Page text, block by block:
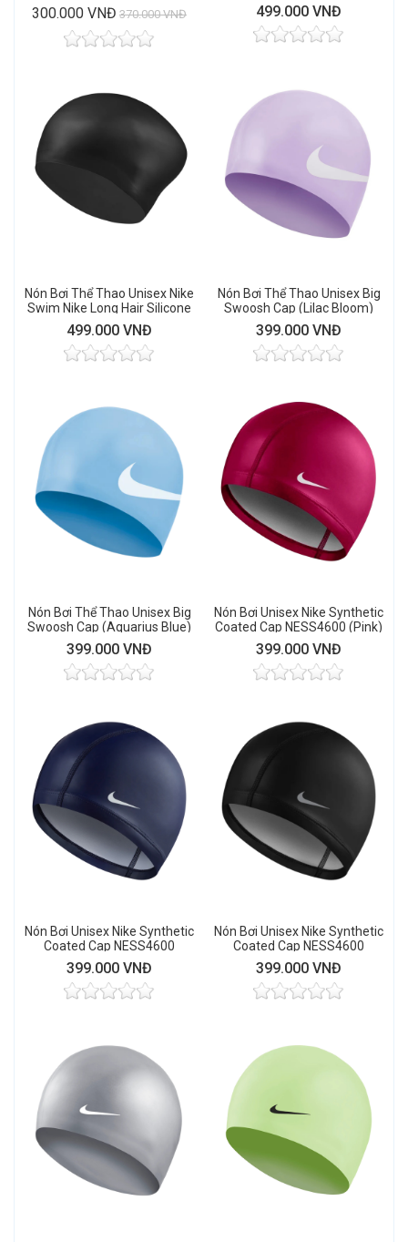
Sway Skirt
300.000 VNĐ 370.000 VNĐ
(Black)
499.000 VNĐ
Nón Bơi Thể Thao Unisex Nike
Swim Nike Long Hair Silicone
Cap (Black)
499.000 VNĐ
Nón Bơi Thể Thao Unisex Big
Swoosh Cap (Lilac Bloom)
399.000 VNĐ
Nón Bơi Thể Thao Unisex Big
Swoosh Cap (Aquarius Blue)
399.000 VNĐ
Nón Bơi Unisex Nike Synthetic
Coated Cap NESS4600 (Pink)
399.000 VNĐ
Nón Bơi Unisex Nike Synthetic
Coated Cap NESS4600
(Midnight Navy)
399.000 VNĐ
Nón Bơi Unisex Nike Synthetic
Coated Cap NESS4600
(Black)
399.000 VNĐ